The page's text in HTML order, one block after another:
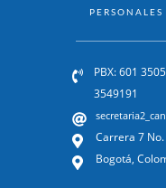
PERSONALES
PBX: 601
3549191
Carrera 7
Bogotá,